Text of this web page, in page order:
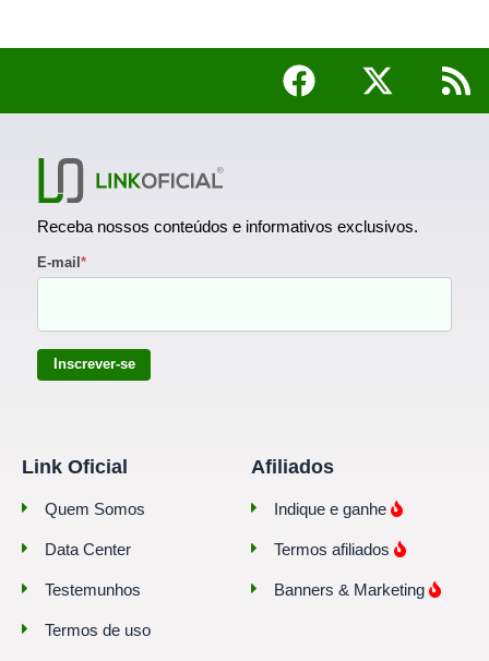
Receba nossos conteúdos e informativos exclusivos.
E-mail*
Inscrever-se
Link Oficial
Quem Somos
Data Center
Testemunhos
Termos de uso
Afiliados
Indique e ganhe
Termos afiliados
Banners & Marketing